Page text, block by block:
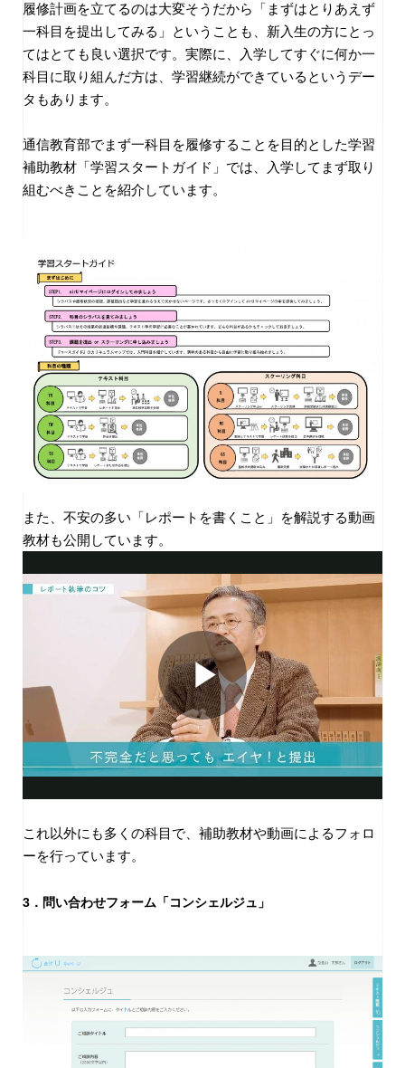
履修計画を立てるのは大変そうだから「まずはとりあえず
一科目を提出してみる」ということも、新入生の方にとっ
てはとても良い選択です。実際に、入学してすぐに何か一
科目に取り組んだ方は、学習継続ができているというデー
タもあります。
通信教育部でまず一科目を履修することを目的とした学習
補助教材「学習スタートガイド」では、入学してまず取り
組むべきことを紹介しています。
また、不安の多い「レポートを書くこと」を解説する動画
教材も公開しています。
これ以外にも多くの科目で、補助教材や動画によるフォロ
ーを行っています。
3．問い合わせフォーム「コンシェルジュ」